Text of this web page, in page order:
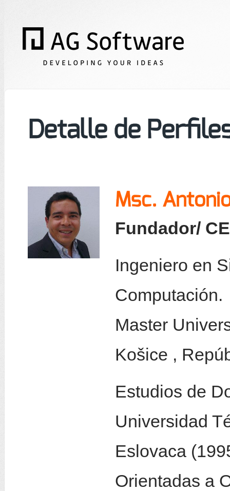
Detalle de
Msc.
Fundador/
Ingeniero en
Computación.
Master
Košice ,
Estudios de
Universidad
Eslovaca
Orientadas a